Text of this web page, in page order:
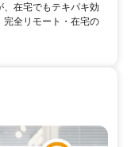
在宅でもテキパキ効
完全リモート・在宅の